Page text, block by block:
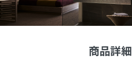
商品詳細